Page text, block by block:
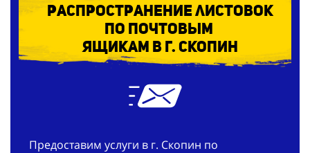
Распространение листовок
по почтовым
ящикам в г. Скопин
Предоставим услуги в г. Скопин по